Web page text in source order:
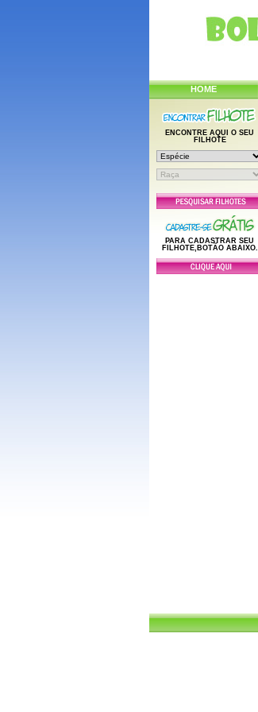
HOME
ENCONTRE AQUI O SEU
FILHOTE
PARA CADASTRAR SEU
FILHOTE,BOTÃO ABAIXO.